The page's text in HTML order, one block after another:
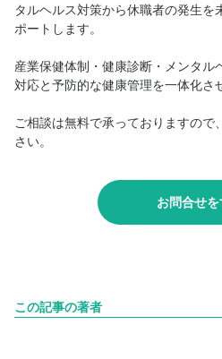
タルヘルス対策から休職者の発生を
ポートします。
産業保健体制・健康診断・メンタル
対応と予防的な健康管理を一体化さ
ご相談は無料で承っておりますので
さい。
お問合せを
この記事の著者